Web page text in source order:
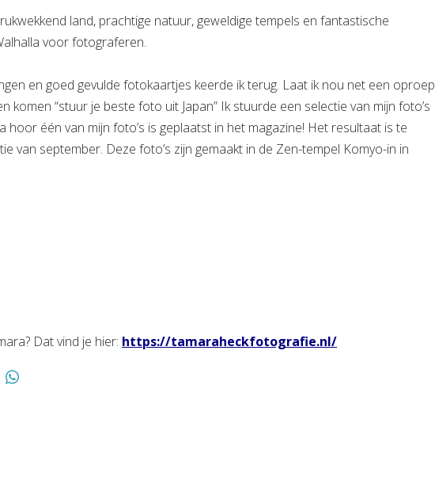
land, prachtige natuur, geweldige tempels en fantastische
voor fotograferen.
en goed gevulde fotokaartjes keerde ik terug. Laat ik nou net een oproep
komen “stuur je beste foto uit Japan” Ik stuurde een selectie van mijn foto’s
hoor één van mijn foto’s is geplaatst in het magazine! Het resultaat is te
van september. Deze foto’s zijn gemaakt in de Zen-tempel Komyo-in in
Dat vind je hier: https://tamaraheckfotografie.nl/